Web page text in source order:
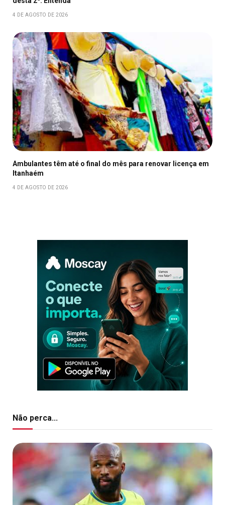
4 DE AGOSTO DE 2026
Ambulantes têm até o final do mês para renovar licença em
Itanhaém
4 DE AGOSTO DE 2026
Não perca...